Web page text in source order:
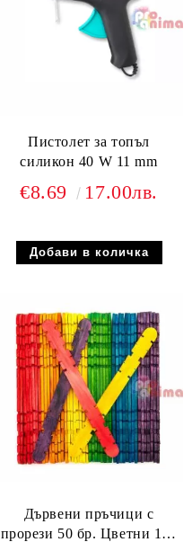
Пистолет за топъл
силикон 40 W 11 mm
€8.69 17.00лв.
Дървени пръчици с
прорези 50 бр. Цветни 100